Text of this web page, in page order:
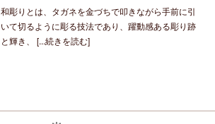
和彫りとは、タガネを金づちで叩きながら手前に引
いて切るように彫る技法であり、躍動感ある彫り跡
と輝き、 [...続きを読む]